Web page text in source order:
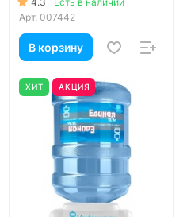
Арт. 007442
В корзину
ХИТ АКЦИЯ